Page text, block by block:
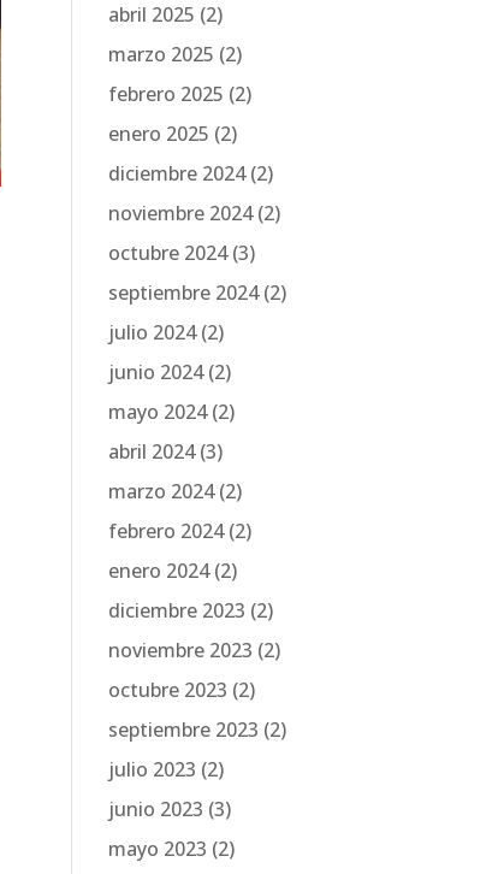
abril 2025 (2)
marzo 2025 (2)
febrero 2025 (2)
enero 2025 (2)
diciembre 2024(2)
noviembre 2024(2)
octubre 2024(3)
septiembre 2024(2)
julio 2024(2)
junio 2024(2)
mayo 2024(2)
abril 2024(3)
marzo 2024(2)
febrero 2024(2)
enero 2024(2)
diciembre 2023 (2)
noviembre 2023 (2)
octubre 2023 (2)
septiembre 2023 (2)
julio 2023 (2)
junio 2023 (3)
mayo 2023 (2)